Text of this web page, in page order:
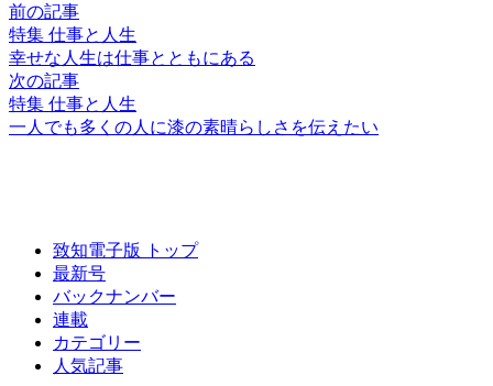
前の記事
特集 仕事と人生
幸せな人生は仕事とともにある
次の記事
特集 仕事と人生
一人でも多くの人に漆の素晴らしさを伝えたい
致知電子版 トップ
最新号
バックナンバー
連載
カテゴリー
人気記事